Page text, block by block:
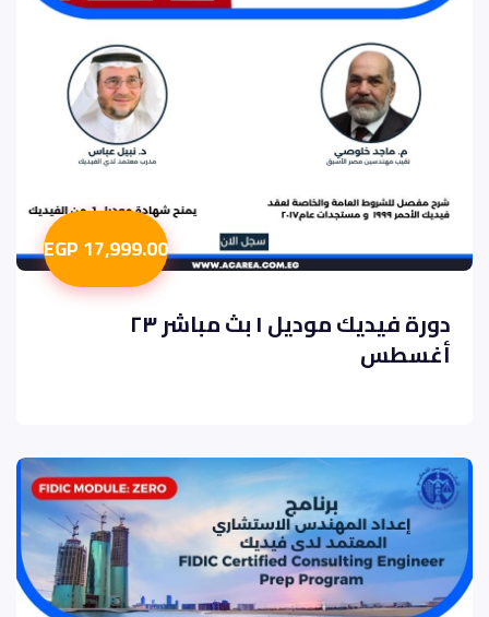
17,999.00 EGP
دورة فيديك موديل ١ بث مباشر ٢٣
أغسطس